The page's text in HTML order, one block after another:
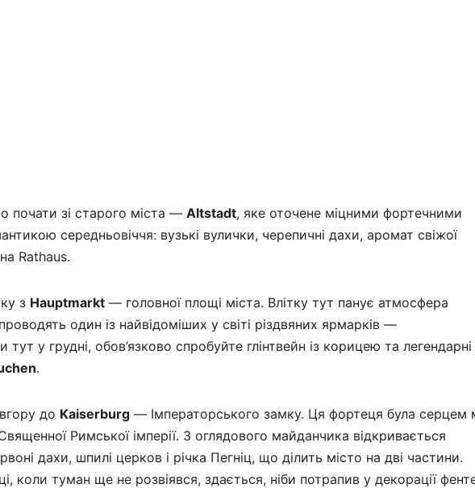
почати зі старого міста — Altstadt, яке оточене міцними фортечними
середньовіччя: вузькі вулички, черепичні дахи, аромат свіжої
Rathaus.
з Hauptmarkt — головної площі міста. Влітку тут панує атмосфера
один із найвідоміших у світі різдвяних ярмарків —
тут у грудні, обов’язково спробуйте глінтвейн із корицею та легендарні
.
до Kaiserburg — Імператорського замку. Ця фортеця була серцем
Римської імперії. З оглядового майданчика відкривається
дахи, шпилі церков і річка Пегніц, що ділить місто на дві частини.
коли туман ще не розвіявся, здається, ніби потрапив у декорації